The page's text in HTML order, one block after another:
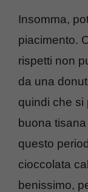
Insomma,
piacimento.
rispetti non
da una
quindi che si
buona
questo
cioccolata
benissimo,